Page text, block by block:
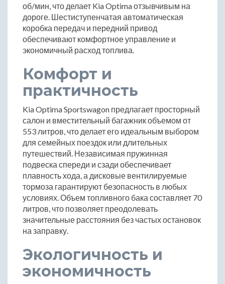
об/мин, что делает Kia Optima отзывчивым на
дороге. Шестиступенчатая автоматическая
коробка передач и передний привод
обеспечивают комфортное управление и
экономичный расход топлива.
Комфорт и
практичность
Kia Optima Sportswagon предлагает просторный
салон и вместительный багажник объемом от
553 литров, что делает его идеальным выбором
для семейных поездок или длительных
путешествий. Независимая пружинная
подвеска спереди и сзади обеспечивает
плавность хода, а дисковые вентилируемые
тормоза гарантируют безопасность в любых
условиях. Объем топливного бака составляет 70
литров, что позволяет преодолевать
значительные расстояния без частых остановок
на заправку.
Экологичность и
экономичность